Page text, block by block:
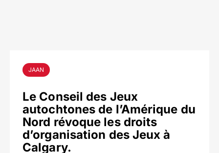
JAAN
Le Conseil des Jeux
autochtones de l’Amérique du
Nord révoque les droits
d’organisation des Jeux à
Calgary.